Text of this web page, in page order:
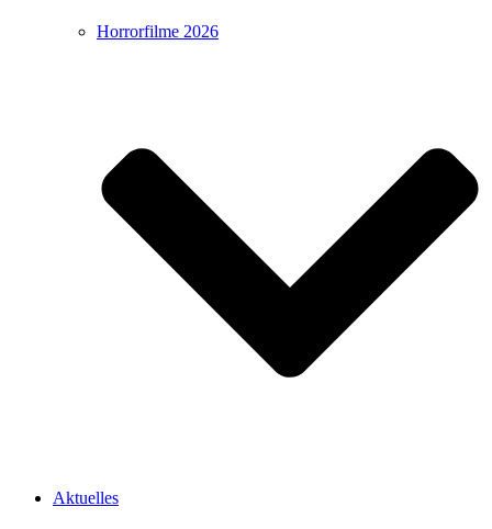
Horrorfilme 2026
Aktuelles